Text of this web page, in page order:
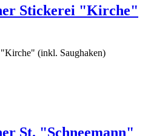
Stickerei "Kirche"
(inkl. Saughaken)
St. "Schneemann"